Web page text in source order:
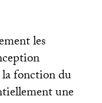
les
fonction du
une